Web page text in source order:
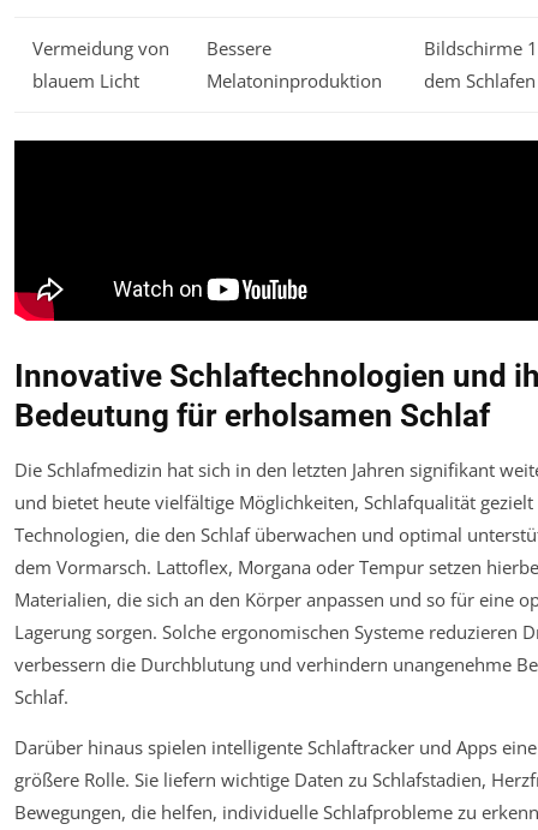
Vermeidung von
blauem Licht
Bessere
Melatoninproduktion
Bildschirme
dem
Innovative Schlaftechnologien und
Bedeutung für erholsamen Schlaf
Die Schlafmedizin hat sich in den letzten Jahren signifikant
und bietet heute vielfältige Möglichkeiten, Schlafqualität gezielt
Technologien, die den Schlaf überwachen und optimal
dem Vormarsch. Lattoflex, Morgana oder Tempur setzen
Materialien, die sich an den Körper anpassen und so für eine
Lagerung sorgen. Solche ergonomischen Systeme reduzieren
verbessern die Durchblutung und verhindern unangenehme
Schlaf.
Darüber hinaus spielen intelligente Schlaftracker und Apps
größere Rolle. Sie liefern wichtige Daten zu Schlafstadien,
Bewegungen, die helfen, individuelle Schlafprobleme zu